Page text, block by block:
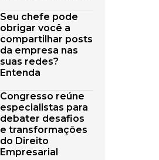
Seu chefe pode
obrigar você a
compartilhar posts
da empresa nas
suas redes?
Entenda
Congresso reúne
especialistas para
debater desafios
e transformações
do Direito
Empresarial